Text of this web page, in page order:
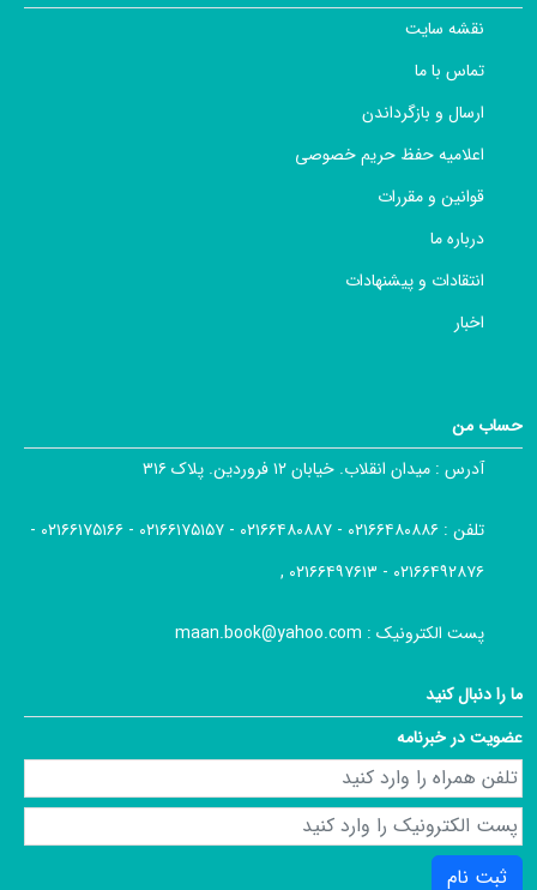
نقشه سایت
تماس با ما
ارسال و بازگرداندن
اعلامیه حفظ حریم خصوصی
قوانین و مقررات
درباره ما
انتقادات و پیشنهادات
اخبار
حساب من
آدرس : میدان انقلاب. خیابان ۱۲ فروردین. پلاک ۳۱۶
تلفن :
۰۲۱۶۶۴۸۰۸۸۶ - ۰۲۱۶۶۴۸۰۸۸۷ - ۰۲۱۶۶۱۷۵۱۵۷ - ۰۲۱۶۶۱۷۵۱۶۶ -
۰۲۱۶۶۴۹۲۸۷۶ - ۰۲۱۶۶۴۹۷۶۱۳ ,
پست الکترونیک : maan.book@yahoo.com
ما را دنبال کنید
عضویت در خبرنامه
ثبت نام